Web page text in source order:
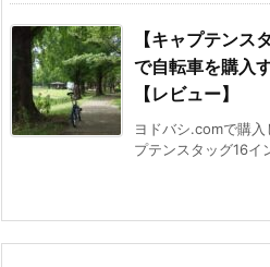
【キャプテンス
で自転車を購入
【レビュー】
ヨドバシ.comで購
プテンスタッグ16イ